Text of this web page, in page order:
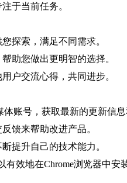
于当前任务。
探索，满足不同需求。
助您做出更明智的选择。
户交流心得，共同进步。
账号，获取最新的更新信息
馈来帮助改进产品。
提升自己的技术能力。
效地在Chrome浏览器中